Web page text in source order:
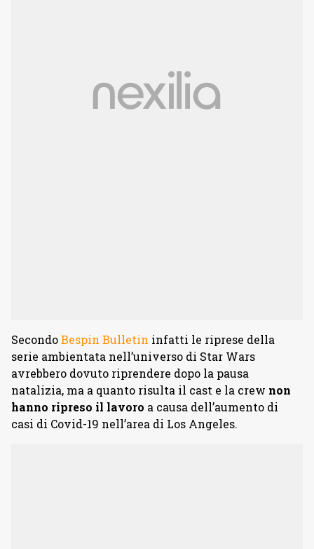
SecondoBespin Bulletin infatti le riprese della
serie ambientata nell’universo di Star Wars
avrebbero dovuto riprendere dopo la pausa
natalizia, ma a quanto risulta il cast e la crew non
hanno ripreso il lavoro a causa dell’aumento di
casi di Covid-19 nell’area di Los Angeles.